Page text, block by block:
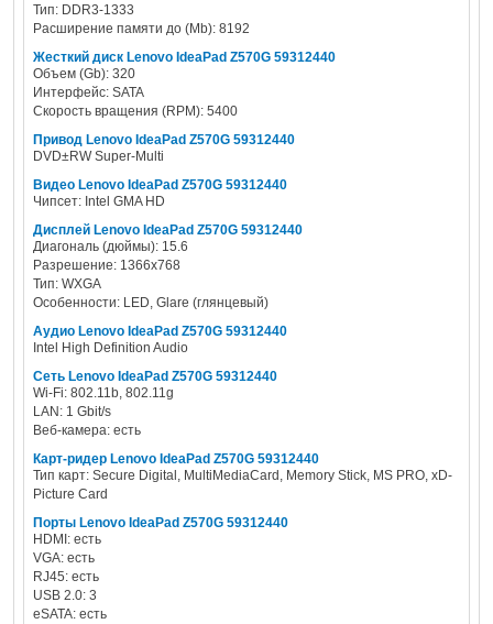
Тип: DDR3-1333
Расширение памяти до (Mb): 8192
Жесткий диск Lenovo IdeaPad Z570G 59312440
Объем (Gb): 320
Интерфейс: SATA
Скорость вращения (RPM): 5400
Привод Lenovo IdeaPad Z570G 59312440
DVD±RW Super-Multi
Видео Lenovo IdeaPad Z570G 59312440
Чипсет: Intel GMA HD
Дисплей Lenovo IdeaPad Z570G 59312440
Диагональ (дюймы): 15.6
Разрешение: 1366x768
Тип: WXGA
Особенности: LED, Glare (глянцевый)
Аудио Lenovo IdeaPad Z570G 59312440
Intel High Definition Audio
Сеть Lenovo IdeaPad Z570G 59312440
Wi-Fi: 802.11b, 802.11g
LAN: 1 Gbit/s
Веб-камера: есть
Карт-ридер Lenovo IdeaPad Z570G 59312440
Тип карт: Secure Digital, MultiMediaCard, Memory Stick, MS PRO, xD-
Picture Card
Порты Lenovo IdeaPad Z570G 59312440
HDMI: есть
VGA: есть
RJ45: есть
USB 2.0: 3
eSATA: есть